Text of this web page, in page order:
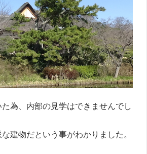
為、内部の見学はできませんでし
建物だという事がわかりました。